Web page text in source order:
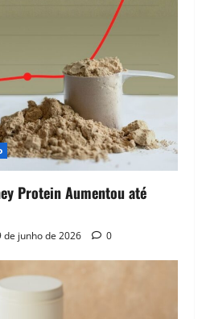
Protein Aumentou até
de junho de 2026 0